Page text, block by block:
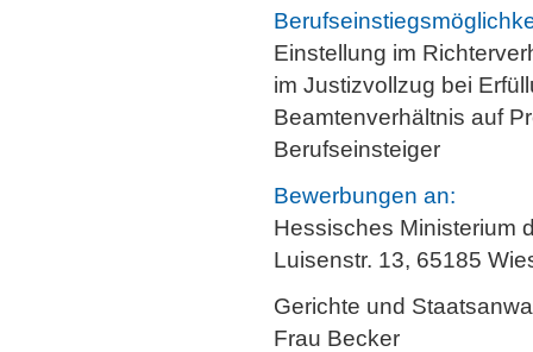
Einstellung im
im Justizvollzug bei
Beamtenverhältnis auf
Berufseinsteiger
Bewerbungen an:
Hessisches Ministerium
Luisenstr. 13, 65185
Gerichte und
Frau Becker